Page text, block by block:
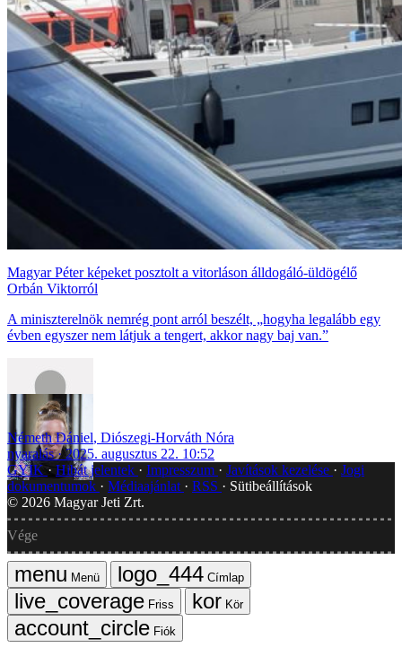
Magyar Péter képeket posztolt a vitorláson álldogáló-üldögélő
Orbán Viktorról
A miniszterelnök nemrég pont arról beszélt, „hogyha legalább egy
évben egyszer nem látjuk a tengert, akkor nagy baj van.”
Németh Dániel, Diószegi-Horváth Nóra
nyaralás
2025. augusztus 22. 10:52
GYIK Hibát jelentek Impresszum Javítások kezelése
Jogi
dokumentumok
Médiaajánlat RSS
Sütibeállítások
© 2026 Magyar Jeti Zrt.
Vége
Menü
Címlap
Friss
Kör
Fiók